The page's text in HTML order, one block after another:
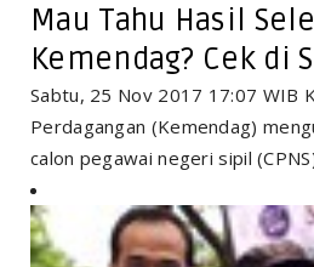
Mau Tahu Hasil
Kemendag? Cek di
Sabtu, 25 Nov 2017 17:07 WIB
Perdagangan (Kemendag)
calon pegawai negeri sipil